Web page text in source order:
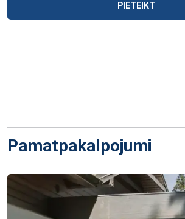
PIETEIKT
Pamatpakalpojumi